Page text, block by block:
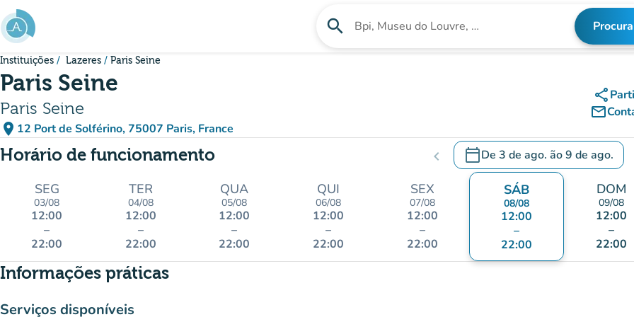
Ir para o conteúdo principal
search Procura uma instituição
Instituições Lazeres Paris Seine
Paris Seine
Paris Seine
place 12 Port de Solférino, 75007 Paris, France
(abrir no Google Maps)
(novo separador)
share
mail_outline
Horário de funcionamento chevron_left calendar_todayDe 3 de ago. ão9 de ago.
.Abra o calendário para alterar as
SEG
03/08
12:00
–
22:00
TER
04/08
12:00
–
22:00
QUA
05/08
12:00
–
22:00
QUI
06/08
12:00
–
22:00
SEX
07/08
12:00
–
22:00
SÁB
08/08
12:00
–
22:00
DOM
09/08
12:00
–
22:00
Informações práticas
Serviços disponíveis